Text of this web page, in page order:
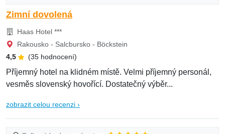
Zimní dovolená
Haas Hotel ***
Rakousko - Salcbursko - Böckstein
4,5
(35 hodnocení)
Příjemný hotel na klidném místě. Velmi příjemný personál,
vesměs slovenský hovořící. Dostatečný výběr...
zobrazit celou recenzi ›